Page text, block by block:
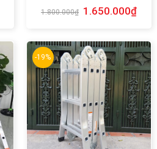
1.800.000₫ 1.650.000₫
-19%